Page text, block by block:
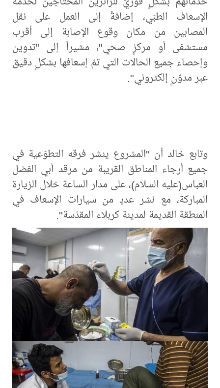
الإسعاف الطبّي، إضافةً إلى العمل على نقل
المصابين من مكان وقوع الإصابة إلى أقرب
مستشفى أو مركزٍ صحي"، مشيراً إلى "تدوين
وإحصاء جميع الحالات التي تمّ إسعافها بشكلٍ دقيق
عبر مدوّنٍ إلكتروني".
وتابع خالد أن "المشروع ينشر فرقه التطوّعية في
جميع أرجاء المناطق القريبة من مرقد أبي الفضل
العباس(عليه السلام)، على مدار الساعة خلال الزيارة
المباركة، مع نشر عددٍ من سيارات الإسعاف في
المنطقة القديمة لمدينة كربلاء المقدّسة".